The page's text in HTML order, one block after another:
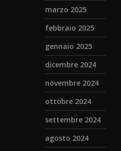
marzo 2025
febbraio 2025
gennaio 2025
dicembre 2024
novembre 2024
ottobre 2024
settembre 2024
agosto 2024